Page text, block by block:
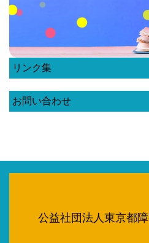
リンク集
お問い合わせ
公益社団法人東京都